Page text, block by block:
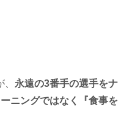
永遠の3番手の選手をナ
ニングではなく『食事を